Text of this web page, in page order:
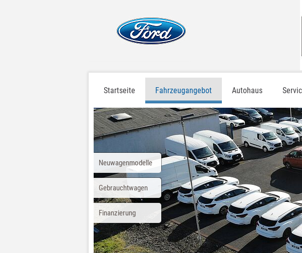
Startseite Fahrzeugangebot Autohaus
Neuwagenmodelle
Gebrauchtwagen
Finanzierung